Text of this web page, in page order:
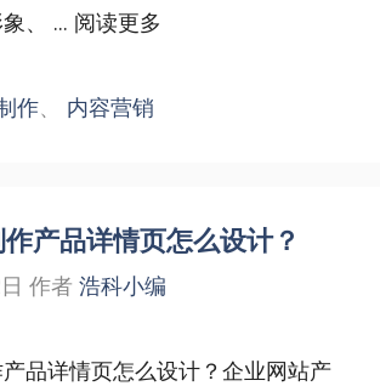
、 ... 阅读更多
作、 内容营销
产品详情页怎么设计？
作者 浩科小编
品详情页怎么设计？企业网站产